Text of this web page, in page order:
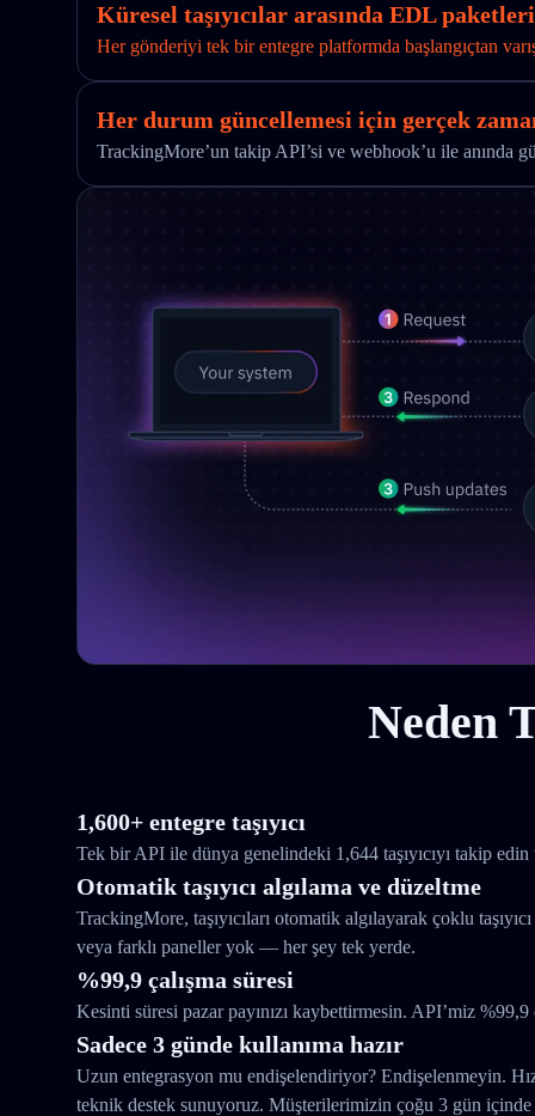
Küresel taşıyıcılar arasında EDL
Her gönderiyi tek bir entegre platformda başlangıçtan
Her durum güncellemesi için gerçek
TrackingMore’un takip API’si ve webhook’u ile anında
Neden
1,600+ entegre taşıyıcı
Tek bir API ile dünya genelindeki 1,644 taşıyıcıyı takip
Otomatik taşıyıcı algılama ve düzeltme
TrackingMore, taşıyıcıları otomatik algılayarak çoklu
veya farklı paneller yok — her şey tek yerde.
%99,9 çalışma süresi
Kesinti süresi pazar payınızı kaybettirmesin. API’miz %99,9
Sadece 3 günde kullanıma hazır
Uzun entegrasyon mu endişelendiriyor? Endişelenmeyin.
teknik destek sunuyoruz. Müşterilerimizin çoğu 3 gün içinde